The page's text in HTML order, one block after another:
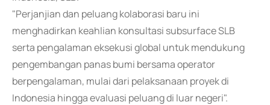
"Perjanjian dan peluang kolaborasi baru ini
menghadirkan keahlian konsultasi subsurface SLB
serta pengalaman eksekusi global untuk mendukung
pengembangan panas bumi bersama operator
berpengalaman, mulai dari pelaksanaan proyek di
Indonesia hingga evaluasi peluang di luar negeri".